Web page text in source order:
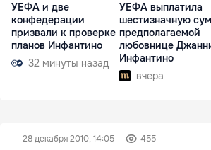
УЕФА и две
конфедерации
призвали к проверке
планов Инфантино
32 минуты назад
УЕФА выплатила
шестизначную
предполагаемой
любовнице
Инфантино
вчера
28 декабря 2010, 14:05 455